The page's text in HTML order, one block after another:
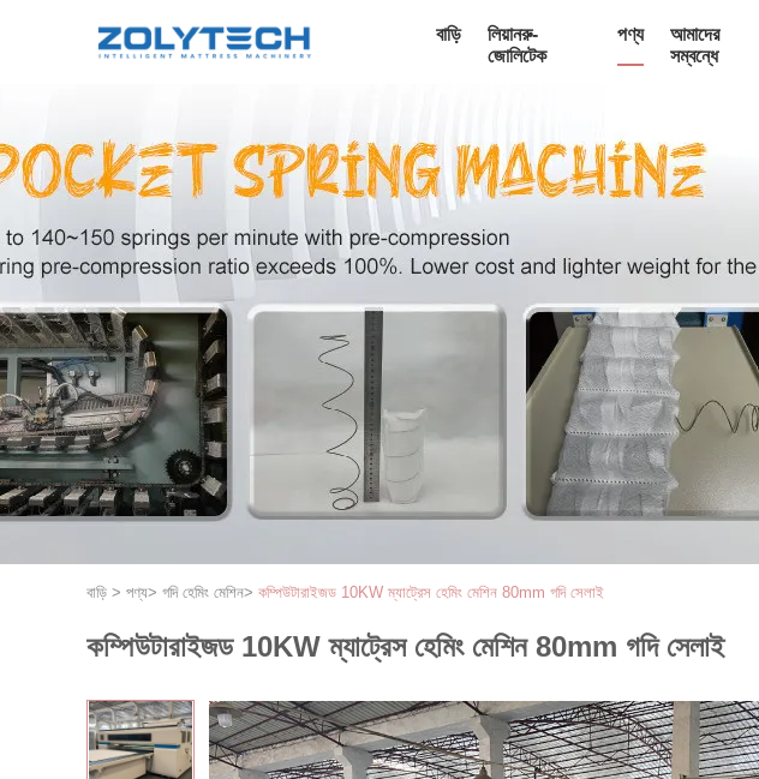
বাড়ি
লিয়ানরু-
জোলিটেক
পণ্য
আমাদের
সম্বন্ধে
বাড়ি > পণ্য> গদি হেমিং মেশিন> কম্পিউটারাইজড 10KW ম্যাট্রেস হেমিং মেশিন 80mm গদি সেলাই
কম্পিউটারাইজড 10KW ম্যাট্রেস হেমিং মেশিন 80mm গদি সেলাই